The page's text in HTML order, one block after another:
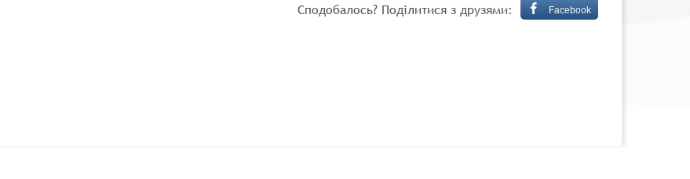
Сподобалось? Поділитися з друзями: Facebook